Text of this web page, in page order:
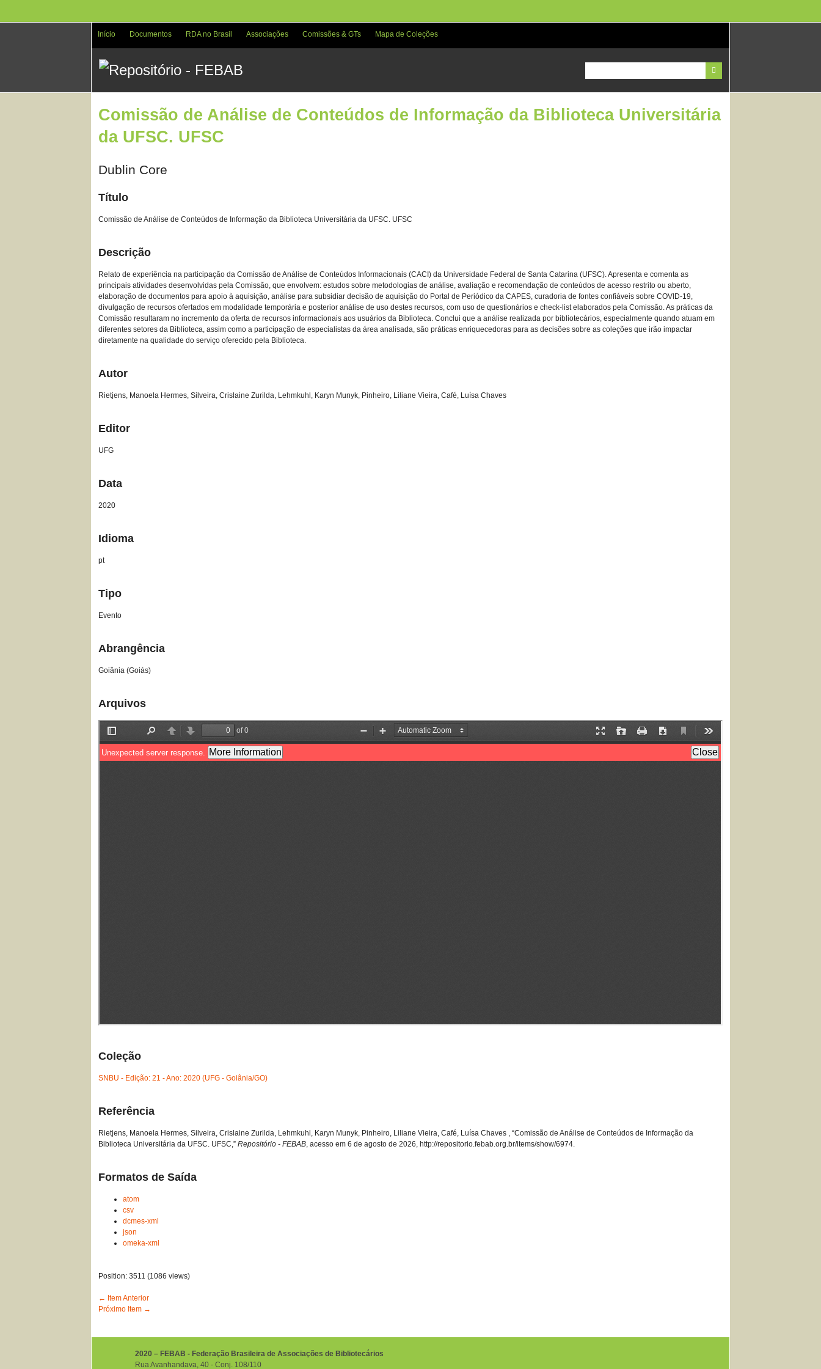
Início Documentos RDA no Brasil Associações Comissões & GTs Mapa de Coleções
Comissão de Análise de Conteúdos de Informação da Biblioteca Universitária
da UFSC. UFSC
Dublin Core
Título
Comissão de Análise de Conteúdos de Informação da Biblioteca Universitária da UFSC. UFSC
Descrição
Relato de experiência na participação da Comissão de Análise de Conteúdos Informacionais (CACI) da Universidade Federal de Santa Catarina (UFSC). Apresenta e comenta as
principais atividades desenvolvidas pela Comissão, que envolvem: estudos sobre metodologias de análise, avaliação e recomendação de conteúdos de acesso restrito ou aberto,
elaboração de documentos para apoio à aquisição, análise para subsidiar decisão de aquisição do Portal de Periódico da CAPES, curadoria de fontes confiáveis sobre COVID-19,
divulgação de recursos ofertados em modalidade temporária e posterior análise de uso destes recursos, com uso de questionários e check-list elaborados pela Comissão. As práticas da
Comissão resultaram no incremento da oferta de recursos informacionais aos usuários da Biblioteca. Conclui que a análise realizada por bibliotecários, especialmente quando atuam em
diferentes setores da Biblioteca, assim como a participação de especialistas da área analisada, são práticas enriquecedoras para as decisões sobre as coleções que irão impactar
diretamente na qualidade do serviço oferecido pela Biblioteca.
Autor
Rietjens, Manoela Hermes, Silveira, Crislaine Zurilda, Lehmkuhl, Karyn Munyk, Pinheiro, Liliane Vieira, Café, Luísa Chaves
Editor
UFG
Data
2020
Idioma
pt
Tipo
Evento
Abrangência
Goiânia (Goiás)
Arquivos
Coleção
SNBU - Edição: 21 - Ano: 2020 (UFG - Goiânia/GO)
Referência
Rietjens, Manoela Hermes, Silveira, Crislaine Zurilda, Lehmkuhl, Karyn Munyk, Pinheiro, Liliane Vieira, Café, Luísa Chaves , “Comissão de Análise de Conteúdos de Informação da
Biblioteca Universitária da UFSC. UFSC,”Repositório - FEBAB, acesso em 6 de agosto de 2026, http://repositorio.febab.org.br/items/show/6974.
Formatos de Saída
atom
csv
dcmes-xml
json
omeka-xml
Position:3511 (1086 views)
← Item Anterior
Próximo Item →
2020 – FEBAB - Federação Brasileira de Associações de Bibliotecários
Rua Avanhandava, 40 ‐ Conj. 108/110